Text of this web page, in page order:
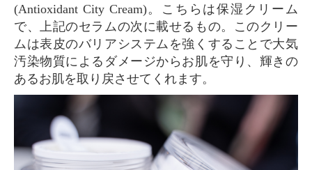
(Antioxidant City Cream)。こちらは保湿クリーム
で、上記のセラムの次に載せるもの。このクリー
ムは表皮のバリアシステムを強くすることで大気
汚染物質によるダメージからお肌を守り、輝きの
あるお肌を取り戻させてくれます。